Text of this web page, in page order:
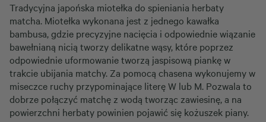
Tradycyjna japońska miotełka do spieniania herbaty
matcha. Miotełka wykonana jest z jednego kawałka
bambusa, gdzie precyzyjne nacięcia i odpowiednie wiązanie
bawełnianą nicią tworzy delikatne wąsy, które poprzez
odpowiednie uformowanie tworzą jaspisową piankę w
trakcie ubijania matchy. Za pomocą chasena wykonujemy w
miseczce ruchy przypominające literę W lub M. Pozwala to
dobrze połączyć matchę z wodą tworząc zawiesinę, a na
powierzchni herbaty powinien pojawić się kożuszek piany.